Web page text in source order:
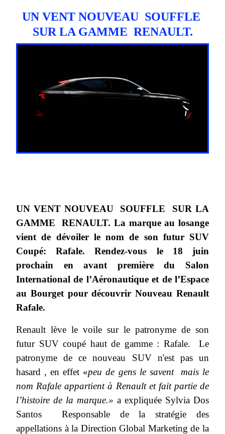
UN VENT NOUVEAU SOUFFLE
SUR LA GAMME RENAULT.
UN VENT NOUVEAU SOUFFLE SUR LA
GAMME RENAULT. La marque au losange
vient de dévoiler le nom de son futur SUV
Coupé: Rafale.Rendez-vous le 18 juin
prochain en avant première du Salon
International de l’Aéronautique et de l’Espace
au Bourget pour découvrir Nouveau Renault
Rafale.
Renault lève le voile sur le patronyme de son
futur SUV coupé haut de gamme : Rafale. Le
patronyme de ce nouveau SUV n'est pas un
hasard , en effet «peu de gens le savent mais le
nom Rafale appartient à Renault et fait partie de
l’histoire de la marque.» a expliquée Sylvia Dos
Santos Responsable de la stratégie des
appellations à la Direction Global Marketing de la